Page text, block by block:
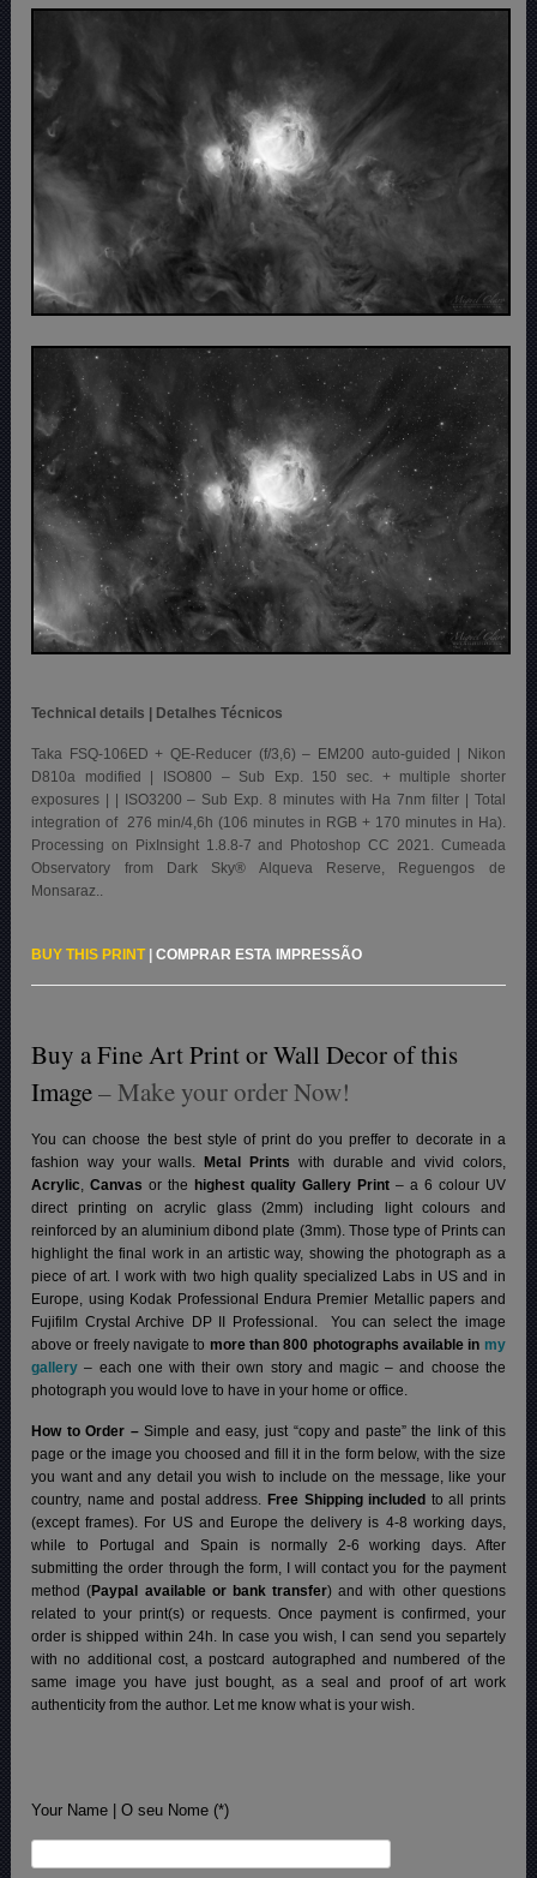
Technical details | Detalhes Técnicos
Taka FSQ-106ED + QE-Reducer (f/3,6) – EM200 auto-guided | Nikon
D810a modified | ISO800 – Sub Exp. 150 sec. + multiple shorter
exposures | | ISO3200 – Sub Exp. 8 minutes with Ha 7nm filter | Total
integration of 276 min/4,6h (106 minutes in RGB + 170 minutes in Ha).
Processing on PixInsight 1.8.8-7 and Photoshop CC 2021. Cumeada
Observatory from Dark Sky® Alqueva Reserve, Reguengos de
Monsaraz..
BUY THIS PRINT|COMPRAR ESTA IMPRESSÃO
Buy a Fine Art Print or Wall Decor of this
Image– Make your order Now!
You can choose the best style of print do you preffer to decorate in a
fashion way your walls.
Metal Prints with durable and vivid colors,
Acrylic,Canvas or the highest quality Gallery Print– a 6 colour UV
direct printing on acrylic glass (2mm) including light colours and
reinforced by an aluminium dibond plate (3mm). Those type of Prints can
highlight the final work in an artistic way, showing the photograph as a
piece of art. I work with two high quality specialized Labs in US and in
Europe, using Kodak Professional Endura Premier Metallic papers and
Fujifilm Crystal Archive DP II Professional. You can select the image
above or freely navigate to more than 800 photographs available in my
gallery – each one with their own story and magic – and choose the
photograph you would love to have in your home or office.
How to Order –Simple and easy, just “copy and paste” the link of this
page or the image you choosed and fill it in the form below, with the size
you want and any detail you wish to include on the message, like your
country, name and postal address. Free Shipping included to all prints
(except frames). For US and Europe the delivery is 4-8 working days,
while to Portugal and Spain is normally 2-6 working days. After
submitting the order through the form, I will contact you for the payment
method (Paypal available or bank transfer) and with other questions
related to your print(s) or requests. Once payment is confirmed, your
order is shipped within 24h. In case you wish, I can send you separtely
with no additional cost, a postcard autographed and numbered of the
same image you have just bought, as a seal and proof of art work
authenticity from the author. Let me know what is your wish.
Your Name | O seu Nome (*)